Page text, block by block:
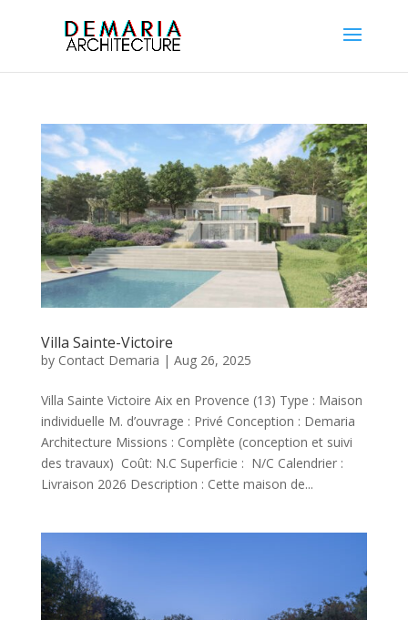
Villa Sainte-Victoire
by Contact Demaria | Aug 26, 2025
Villa Sainte Victoire Aix en Provence (13) Type : Maison
individuelle M. d’ouvrage : Privé Conception : Demaria
Architecture Missions : Complète (conception et suivi
des travaux) Coût: N.C Superficie : N/C Calendrier :
Livraison 2026 Description : Cette maison de...